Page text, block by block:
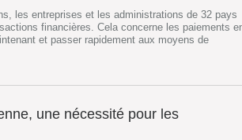
les entreprises et les administrations de 32 pays
financières. Cela concerne les paiements
et passer rapidement aux moyens de
une nécessité pour les